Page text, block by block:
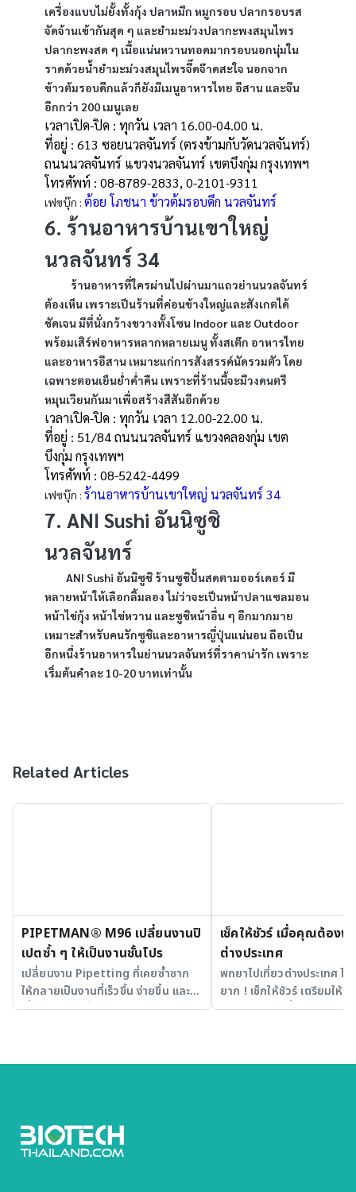
เครื่องแบบไม่ยั้งทั้งกุ้ง ปลาหมึก หมูกรอบ ปลากรอบรส
จัดจ้านเข้ากันสุด ๆ และยำมะม่วงปลากะพงสมุนไพร
ปลากะพงสด ๆ เนื้อแน่นหวานทอดมากรอบนอกนุ่มใน
ราดด้วยน้ำยำมะม่วงสมุนไพรจี๊ดจ๊าดสะใจ นอกจาก
ข้าวต้มรอบดึกแล้วก็ยังมีเมนูอาหารไทย อีสาน และจีน
อีกกว่า 200 เมนูเลย
เวลาเปิด-ปิด : ทุกวัน เวลา 16.00-04.00 น.
ที่อยู่ : 613 ซอยนวลจันทร์ (ตรงข้ามกับวัดนวลจันทร์)
ถนนนวลจันทร์ แขวงนวลจันทร์ เขตบึงกุ่ม กรุงเทพฯ
โทรศัพท์ : 08-8789-2833, 0-2101-9311
เฟซบุ๊ก : ต้อย โภชนา ข้าวต้มรอบดึก นวลจันทร์
6. ร้านอาหารบ้านเขาใหญ่
นวลจันทร์ 34
ร้านอาหารที่ใครผ่านไปผ่านมาแถวย่านนวลจันทร์
ต้องเห็น เพราะเป็นร้านที่ค่อนข้างใหญ่และสังเกตได้
ชัดเจน มีที่นั่งกว้างขวางทั้งโซน Indoor และ Outdoor
พร้อมเสิร์ฟอาหารหลากหลายเมนู ทั้งสเต๊ก อาหารไทย
และอาหารอีสาน เหมาะแก่การสังสรรค์นัดรวมตัว โดย
เฉพาะตอนเย็นย่ำค่ำคืน เพราะที่ร้านนี้จะมีวงดนตรี
หมุนเวียนกันมาเพื่อสร้างสีสันอีกด้วย
เวลาเปิด-ปิด : ทุกวัน เวลา 12.00-22.00 น.
ที่อยู่ : 51/84 ถนนนวลจันทร์ แขวงคลองกุ่ม เขต
บึงกุ่ม กรุงเทพฯ
โทรศัพท์ : 08-5242-4499
เฟซบุ๊ก : ร้านอาหารบ้านเขาใหญ่ นวลจันทร์ 34
7. ANI Sushi อันนิซูชิ
นวลจันทร์
ANI Sushi อันนิซูชิ ร้านซูชิปั้นสดตามออร์เดอร์ มี
หลายหน้าให้เลือกลิ้มลอง ไม่ว่าจะเป็นหน้าปลาแซลมอน
หน้าไข่กุ้ง หน้าไข่หวาน และซูชิหน้าอื่น ๆ อีกมากมาย
เหมาะสำหรับคนรักซูชิและอาหารญี่ปุ่นแน่นอน ถือเป็น
อีกหนึ่งร้านอาหารในย่านนวลจันทร์ที่ราคาน่ารัก เพราะ
เริ่มต้นคำละ 10-20 บาทเท่านั้น
Related Articles
PIPETMAN® M96 เปลี่ยนงานปิ
เปตซ้ำ ๆ ให้เป็นงานชั้นโปร
เปลี่ยนงาน Pipetting ที่เคยซ้ำซาก
ให้กลายเป็นงานที่เร็วขึ้น ง่ายขึ้น และ
เชื่อถือได้มากขึ้น
เช็คให้ชัวร์ เมื่อคุณต้องพ
ต่างประเทศ
พกยาไปเที่ยวต่างประเทศ ไม่
ยาก ! เช็กให้ชัวร์ เตรียมให้
ออกเดินทาง เพื่อความสุขกั